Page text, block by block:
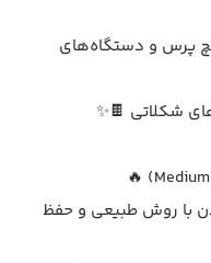
پرس و دستگاه‌های
شکلاتی 🍫✨
با روش طبیعی و حفظ